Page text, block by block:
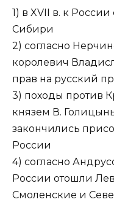
1) в XVII в. к
Сибири
2) согласно
королевич
прав на русский
3) походы против
князем В.
закончились
России
4) согласно
России отошли
Смоленские и